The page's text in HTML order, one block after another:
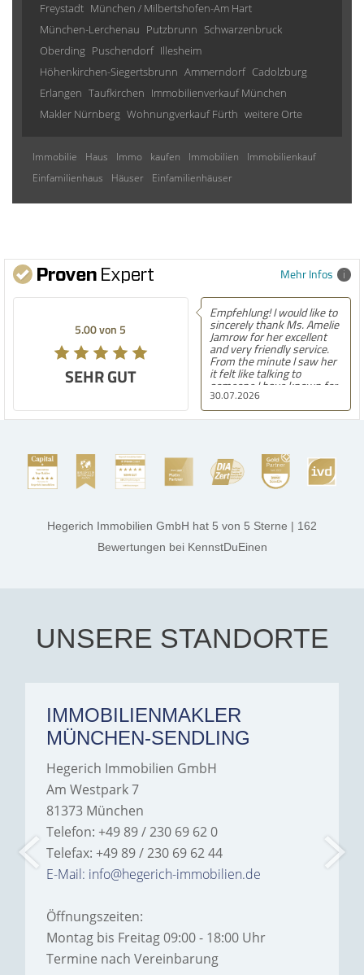
Freystadt München / Milbertshofen-Am Hart
München-Lerchenau Putzbrunn Schwarzenbruck
Oberding Puschendorf Illesheim
Höhenkirchen-Siegertsbrunn Ammerndorf Cadolzburg
Erlangen Taufkirchen Immobilienverkauf München
Makler Nürnberg Wohnungverkauf Fürth weitere Orte
Immobilie Haus Immo kaufen Immobilien
Immobilienkauf
Einfamilienhaus
Häuser Einfamilienhäuser
Mehr Infos
5.00 von 5
SEHR GUT
30.07.2026
Empfehlung! I would like to
sincerely thank Ms. Amelie
Jamrow for her excellent
and very friendly service.
From the minute I saw her
it felt like talking to
someone I have known for
a long time. She was so
kind to me and my family.
The only thing I can say is
kept in touch with us
always kept us updated and
made sure we were
amazing at what she does
very confident, smart and
kind. Best of luck to her in
all her endeavors. Thank
Hegerich Immobilien GmbH hat 5 von 5 Sterne | 162
Bewertungen bei KennstDuEinen
UNSERE STANDORTE
IMMOBILIENMAKLER
MÜNCHEN-SENDLING
Hegerich Immobilien GmbH
Am Westpark 7
81373 München
Telefon: +49 89 / 230 69 62 0
Telefax: +49 89 / 230 69 62 44
E-Mail: info@hegerich-immobilien.de
Öffnungszeiten:
Montag bis Freitag 09:00 - 18:00 Uhr
Termine nach Vereinbarung